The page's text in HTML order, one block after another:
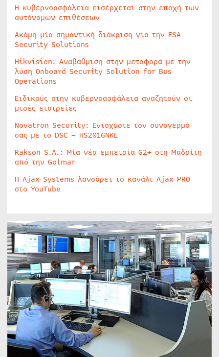
Η κυβερνοασφάλεια εισέρχεται στην εποχή των
αυτόνομων επιθέσεων
Ακόμη μία σημαντική διάκριση για την ESA
Security Solutions
Hikvision: Αναβάθμιση στην μεταφορά με την
λύση Onboard Security Solution for Bus
Operations
Ειδικούς στην κυβερνοασφάλεια αναζητούν οι
μισές εταιρείες
Novatron Security: Ενισχύστε τον συναγερμό
σας με το DSC – HS2016NKE
Rakson S.A.: Μία νέα εμπειρία G2+ στη Μαδρίτη
από την Golmar
Η Ajax Systems λανσάρει το κανάλι Ajax PRO
στο YouTube